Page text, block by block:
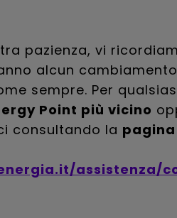
pazienza, vi
alcun
sempre. Per
Point più vicino
consultando la pagina
assistenza/